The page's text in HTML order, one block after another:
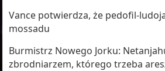
Vance potwierdza, że pedofil-
mossadu
Burmistrz Nowego Jorku:
zbrodniarzem, którego trzeba